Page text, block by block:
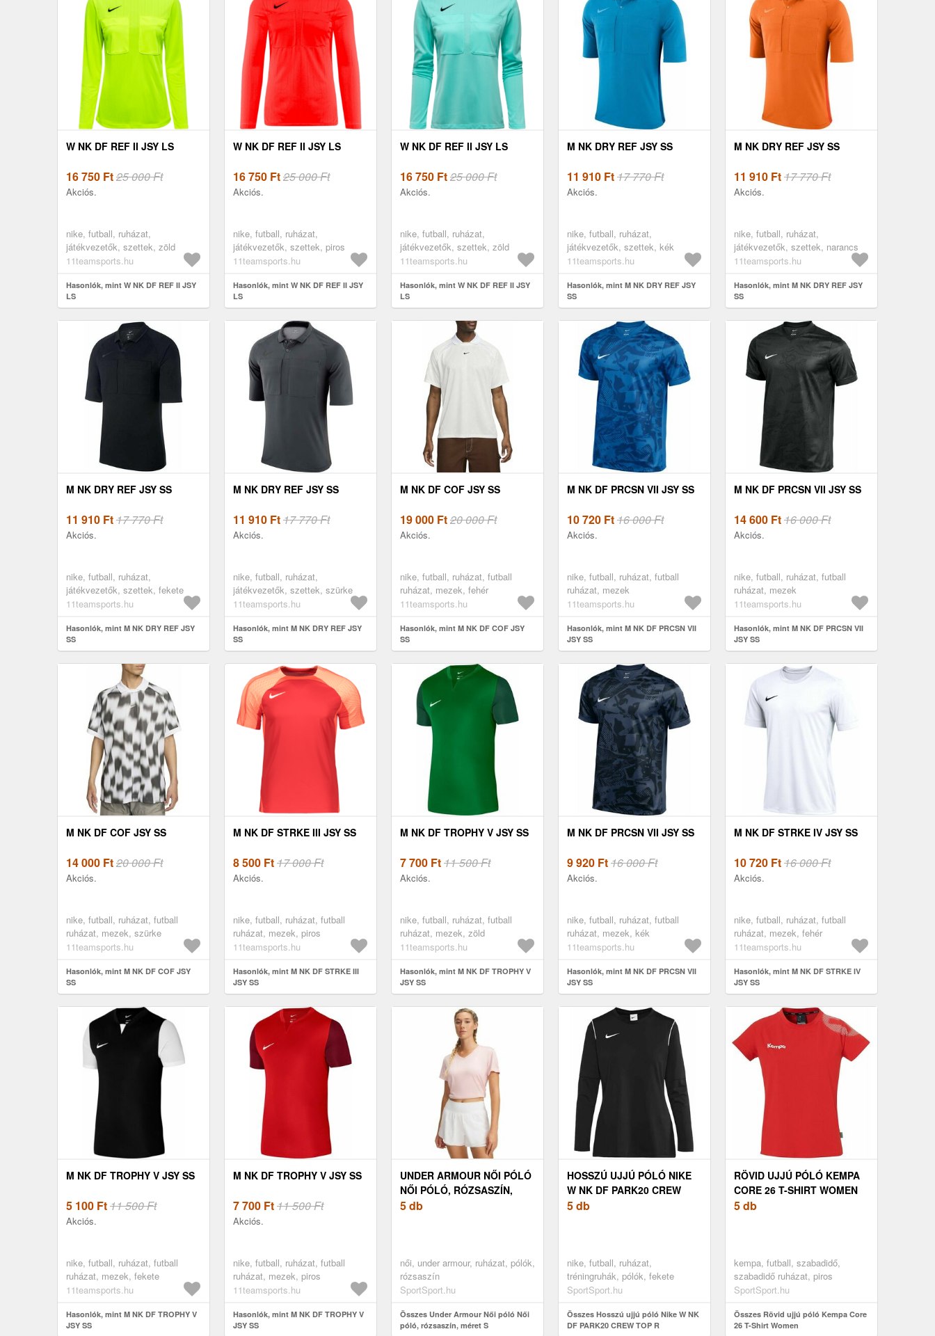
W NK DF REF II JSY LS
16 750 Ft25 000 Ft
Akciós.
nike, futball, ruházat,
játékvezetők, szettek, zöld
11teamsports.hu
Hasonlók, mint W NK DF REF II JSY
LS
W NK DF REF II JSY LS
16 750 Ft25 000 Ft
Akciós.
nike, futball, ruházat,
játékvezetők, szettek, piros
11teamsports.hu
Hasonlók, mint W NK DF REF II JSY
LS
W NK DF REF II JSY LS
16 750 Ft25 000 Ft
Akciós.
nike, futball, ruházat,
játékvezetők, szettek, zöld
11teamsports.hu
Hasonlók, mint W NK DF REF II JSY
LS
M NK DRY REF JSY SS
11 910 Ft17 770 Ft
Akciós.
nike, futball, ruházat,
játékvezetők, szettek, kék
11teamsports.hu
Hasonlók, mint M NK DRY REF JSY
SS
M NK DRY REF JSY SS
11 910 Ft17 770 Ft
Akciós.
nike, futball, ruházat,
játékvezetők, szettek, narancs
11teamsports.hu
Hasonlók, mint M NK DRY REF JSY
SS
M NK DRY REF JSY SS
11 910 Ft17 770 Ft
Akciós.
nike, futball, ruházat,
játékvezetők, szettek, fekete
11teamsports.hu
Hasonlók, mint M NK DRY REF JSY
SS
M NK DRY REF JSY SS
11 910 Ft17 770 Ft
Akciós.
nike, futball, ruházat,
játékvezetők, szettek, szürke
11teamsports.hu
Hasonlók, mint M NK DRY REF JSY
SS
M NK DF COF JSY SS
19 000 Ft20 000 Ft
Akciós.
nike, futball, ruházat, futball
ruházat, mezek, fehér
11teamsports.hu
Hasonlók, mint M NK DF COF JSY
SS
M NK DF PRCSN VII JSY SS
10 720 Ft16 000 Ft
Akciós.
nike, futball, ruházat, futball
ruházat, mezek
11teamsports.hu
Hasonlók, mint M NK DF PRCSN VII
JSY SS
M NK DF PRCSN VII JSY SS
14 600 Ft16 000 Ft
Akciós.
nike, futball, ruházat, futball
ruházat, mezek
11teamsports.hu
Hasonlók, mint M NK DF PRCSN VII
JSY SS
M NK DF COF JSY SS
14 000 Ft20 000 Ft
Akciós.
nike, futball, ruházat, futball
ruházat, mezek, szürke
11teamsports.hu
Hasonlók, mint M NK DF COF JSY
SS
M NK DF STRKE III JSY SS
8 500 Ft17 000 Ft
Akciós.
nike, futball, ruházat, futball
ruházat, mezek, piros
11teamsports.hu
Hasonlók, mint M NK DF STRKE III
JSY SS
M NK DF TROPHY V JSY SS
7 700 Ft11 500 Ft
Akciós.
nike, futball, ruházat, futball
ruházat, mezek, zöld
11teamsports.hu
Hasonlók, mint M NK DF TROPHY V
JSY SS
M NK DF PRCSN VII JSY SS
9 920 Ft16 000 Ft
Akciós.
nike, futball, ruházat, futball
ruházat, mezek, kék
11teamsports.hu
Hasonlók, mint M NK DF PRCSN VII
JSY SS
M NK DF STRKE IV JSY SS
10 720 Ft16 000 Ft
Akciós.
nike, futball, ruházat, futball
ruházat, mezek, fehér
11teamsports.hu
Hasonlók, mint M NK DF STRKE IV
JSY SS
M NK DF TROPHY V JSY SS
5 100 Ft11 500 Ft
Akciós.
nike, futball, ruházat, futball
ruházat, mezek, fekete
11teamsports.hu
Hasonlók, mint M NK DF TROPHY V
JSY SS
M NK DF TROPHY V JSY SS
7 700 Ft11 500 Ft
Akciós.
nike, futball, ruházat, futball
ruházat, mezek, piros
11teamsports.hu
Hasonlók, mint M NK DF TROPHY V
JSY SS
UNDER ARMOUR NŐI PÓLÓ
NŐI PÓLÓ, RÓZSASZÍN,
MÉRET S
5 db
női, under armour, ruházat, pólók,
rózsaszín
SportSport.hu
Összes Under Armour Női póló Női
póló, rózsaszín, méret S
HOSSZÚ UJJÚ PÓLÓ NIKE
W NK DF PARK20 CREW
TOP R
5 db
nike, futball, ruházat,
tréningruhák, pólók, fekete
SportSport.hu
Összes Hosszú ujjú póló Nike W NK
DF PARK20 CREW TOP R
RÖVID UJJÚ PÓLÓ KEMPA
CORE 26 T-SHIRT WOMEN
5 db
kempa, futball, szabadidő,
szabadidő ruházat, piros
SportSport.hu
Összes Rövid ujjú póló Kempa Core
26 T-Shirt Women